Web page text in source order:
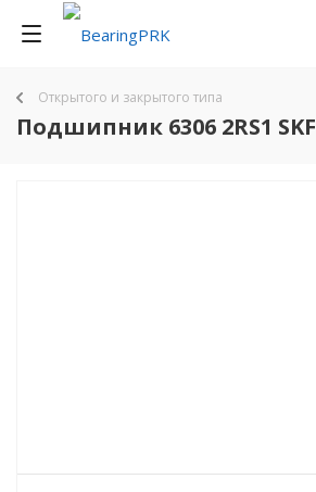
Открытого и закрытого типа
Подшипник 6306 2RS1 SKF